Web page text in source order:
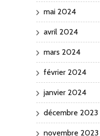
mai 2024
avril 2024
mars 2024
février 2024
janvier 2024
décembre 2023
novembre 2023